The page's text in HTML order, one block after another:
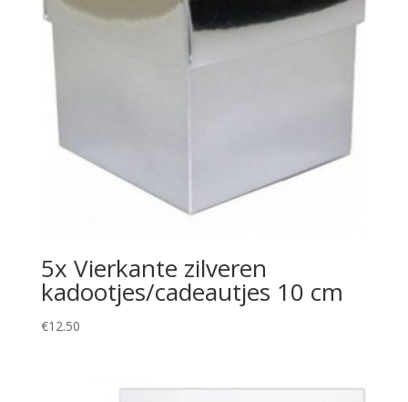
5x Vierkante zilveren
kadootjes/cadeautjes 10 cm
€12.50